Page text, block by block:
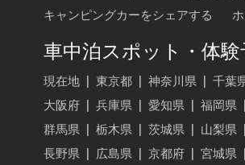
キャンピングカーをシェアする
車中泊スポット・体験
現在地 東京都 神奈川県 千葉
大阪府
兵庫県 愛知県 福岡県
群馬県
栃木県 茨城県 山梨県
長野県
広島県 京都府 宮城県